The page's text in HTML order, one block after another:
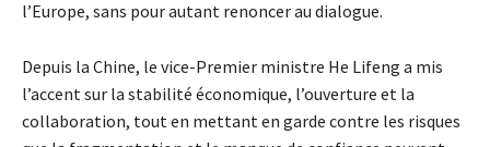
l’Europe, sans pour autant renoncer au dialogue.
Depuis la Chine, le vice-Premier ministre He Lifeng a mis
l’accent sur la stabilité économique, l’ouverture et la
collaboration, tout en mettant en garde contre les risques